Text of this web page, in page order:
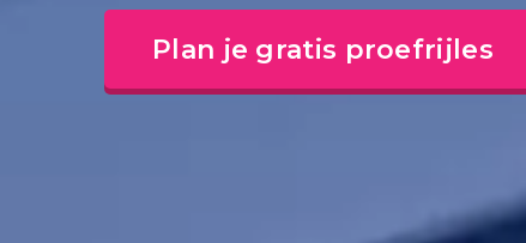
Plan je gratis proefrijles